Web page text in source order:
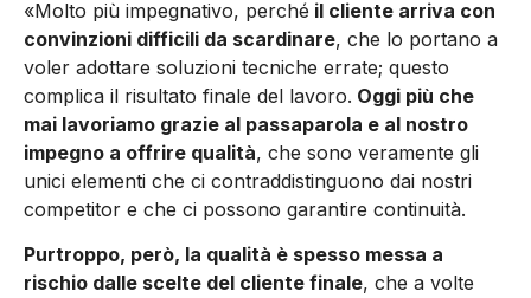
«Molto più impegnativo, perché il cliente arriva con
convinzioni difficili da scardinare, che lo portano a
voler adottare soluzioni tecniche errate; questo
complica il risultato finale del lavoro. Oggi più che
mai lavoriamo grazie al passaparola e al nostro
impegno a offrire qualità, che sono veramente gli
unici elementi che ci contraddistinguono dai nostri
competitor e che ci possono garantire continuità.
Purtroppo, però, la qualità è spesso messa a
rischio dalle scelte del cliente finale, che a volte